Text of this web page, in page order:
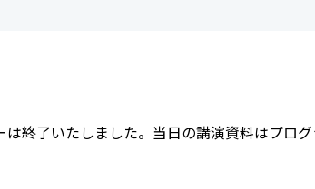
は終了いたしました。当日の講演資料はプログ